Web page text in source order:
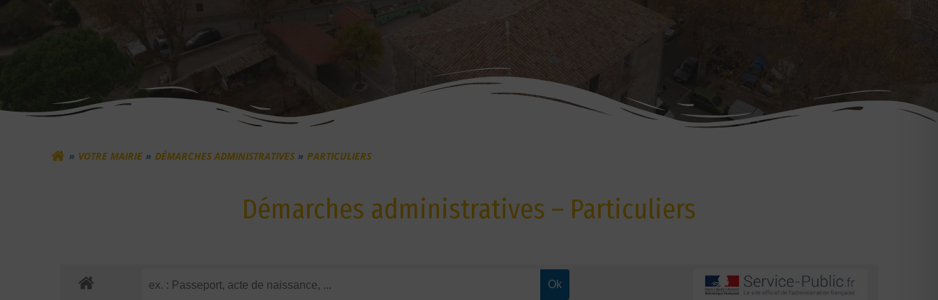
VOTRE MAIRIE DÉMARCHES ADMINISTRATIVES PARTICULIERS
Démarches administratives – Particuliers